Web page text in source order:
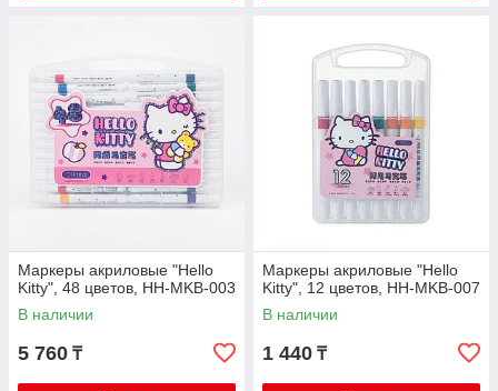
Маркеры акриловые "Hello
Kitty", 48 цветов, HH-MKB-003
В наличии
5 760 ₸
Маркеры акриловые "Hello
Kitty", 12 цветов, HH-MKB-007
В наличии
1 440 ₸